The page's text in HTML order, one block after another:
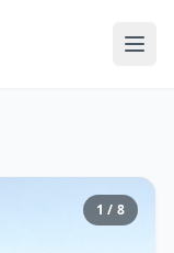
1 / 8